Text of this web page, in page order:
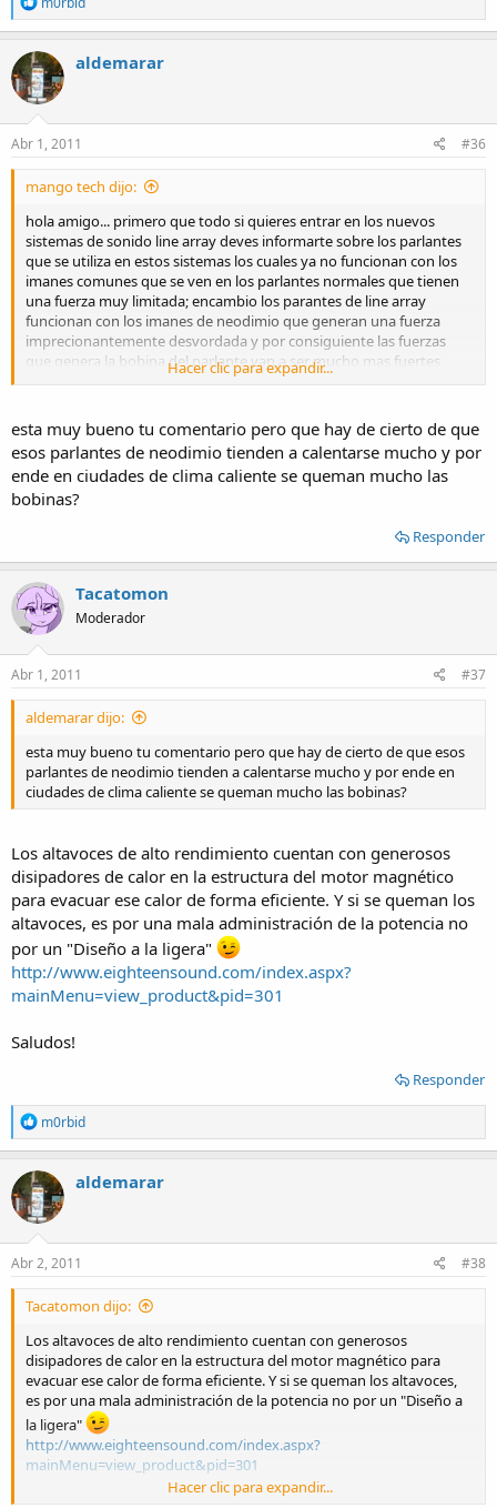
e
a
c
t
i
o
n
s
aldemarar
Abr 1, 2011 #36
mango tech dijo:
hola amigo... primero que todo si quieres entrar en los nuevos
sistemas de sonido line array deves informarte sobre los parlantes
que se utiliza en estos sistemas los cuales ya no funcionan con los
imanes comunes que se ven en los parlantes normales que tienen
una fuerza muy limitada; encambio los parantes de line array
funcionan con los imanes de neodimio que generan una fuerza
imprecionantemente desvordada y por consiguiente las fuerzas
que genera la bobina del parlante van a ser mucho mas fuertes
mejor dicho me explico si tienes un parlante de 15" de tecnologia
mismo simple y llanamente porque el embobinado en un neodimio
va a generar unas fuerzas mucho mas elevadas sobre el cono del
parlante y de hay que den ese sonido tan elebado, espero haverte
guiado un poco pero si tienes alguna duda tratare de enfocarte en
lo que pueda mi conocimiento sobre este concepto
Hacer clic para expandir...
esta muy bueno tu comentario pero que hay de cierto de que
esos parlantes de neodimio tienden a calentarse mucho y por
ende en ciudades de clima caliente se queman mucho las
bobinas?
Responder
Tacatomon
Moderador
Abr 1, 2011 #37
aldemarar dijo:
esta muy bueno tu comentario pero que hay de cierto de que esos
parlantes de neodimio tienden a calentarse mucho y por ende en
ciudades de clima caliente se queman mucho las bobinas?
Los altavoces de alto rendimiento cuentan con generosos
disipadores de calor en la estructura del motor magnético
para evacuar ese calor de forma eficiente. Y si se queman los
altavoces, es por una mala administración de la potencia no
por un "Diseño a la ligera"
http://www.eighteensound.com/index.aspx?
mainMenu=view_product&pid=301
Saludos!
Responder
R
e
a
c
t
i
o
n
s
m0rbid
aldemarar
Abr 2, 2011 #38
Tacatomon dijo:
Los altavoces de alto rendimiento cuentan con generosos
disipadores de calor en la estructura del motor magnético para
evacuar ese calor de forma eficiente. Y si se queman los altavoces,
es por una mala administración de la potencia no por un "Diseño a
la ligera"
http://www.eighteensound.com/index.aspx?
mainMenu=view_product&pid=301
Hacer clic para expandir...